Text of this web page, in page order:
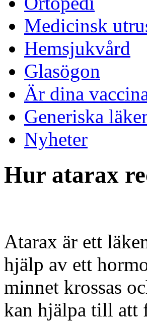
Medicinsk
Hemsjukvård
Glasögon
Är dina
Generiska
Nyheter
Hur atarax
Atarax är ett
hjälp av ett
minnet krossas
kan hjälpa till att